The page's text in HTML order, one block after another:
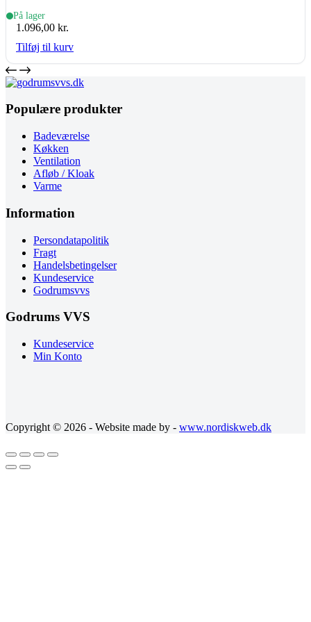
På lager
1.096,00 kr.
Tilføj til kurv
Populære produkter
Badeværelse
Køkken
Ventilation
Afløb / Kloak
Varme
Information
Persondatapolitik
Fragt
Handelsbetingelser
Kundeservice
Godrumsvvs
Godrums VVS
Kundeservice
Min Konto
Copyright © 2026 - Website made by - www.nordiskweb.dk